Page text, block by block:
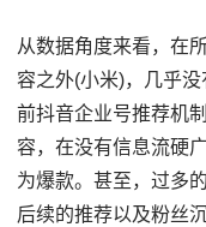
从数据角度来看，在
容之外(小米)，几乎
前抖音企业号推荐机
容，在没有信息流硬
为爆款。甚至，过多
后续的推荐以及粉丝沉